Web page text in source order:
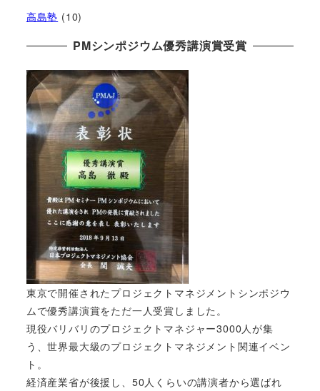
高島塾 (10)
PMシンポジウム優秀講演賞受賞
東京で開催されたプロジェクトマネジメントシンポジウ
ムで優秀講演賞をただ一人受賞しました。
現役バリバリのプロジェクトマネジャー3000人が集
う、世界最大級のプロジェクトマネジメント関連イベン
ト。
経済産業省が後援し、50人くらいの講演者から選ばれ